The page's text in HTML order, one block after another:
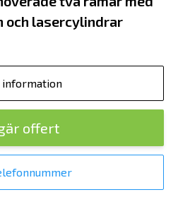
och lasercylindrar
offert